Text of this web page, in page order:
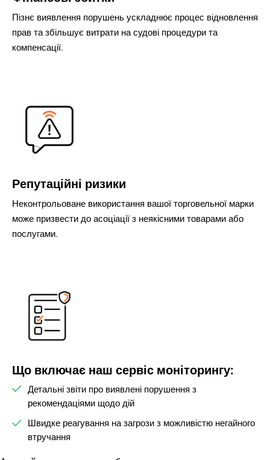
Пізнє виявлення порушень ускладнює процес відновлення
прав та збільшує витрати на судові процедури та
компенсації.
Репутаційні ризики
Неконтрольоване використання вашої торговельної марки
може призвести до асоціації з неякісними товарами або
послугами.
Що включає наш сервіс моніторингу:
Детальні звіти про виявлені порушення з
рекомендаціями щодо дій
Швидке реагування на загрози з можливістю негайного
втручання